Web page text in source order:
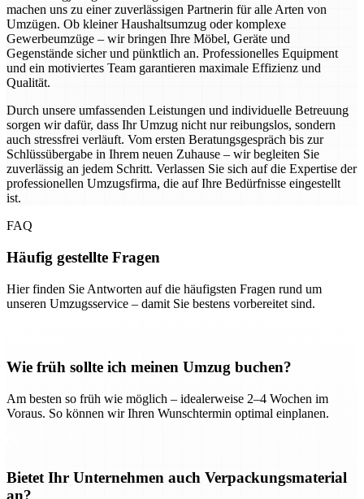
machen uns zu einer zuverlässigen Partnerin für alle Arten von
Umzügen. Ob kleiner Haushaltsumzug oder komplexe
Gewerbeumzüge – wir bringen Ihre Möbel, Geräte und
Gegenstände sicher und pünktlich an. Professionelles Equipment
und ein motiviertes Team garantieren maximale Effizienz und
Qualität.
Durch unsere umfassenden Leistungen und individuelle Betreuung
sorgen wir dafür, dass Ihr Umzug nicht nur reibungslos, sondern
auch stressfrei verläuft. Vom ersten Beratungsgespräch bis zur
Schlüssübergabe in Ihrem neuen Zuhause – wir begleiten Sie
zuverlässig an jedem Schritt. Verlassen Sie sich auf die Expertise der
professionellen Umzugsfirma, die auf Ihre Bedürfnisse eingestellt
ist.
FAQ
Häufig gestellte Fragen
Hier finden Sie Antworten auf die häufigsten Fragen rund um
unseren Umzugsservice – damit Sie bestens vorbereitet sind.
Wie früh sollte ich meinen Umzug buchen?
Am besten so früh wie möglich – idealerweise 2–4 Wochen im
Voraus. So können wir Ihren Wunschtermin optimal einplanen.
Bietet Ihr Unternehmen auch Verpackungsmaterial
an?